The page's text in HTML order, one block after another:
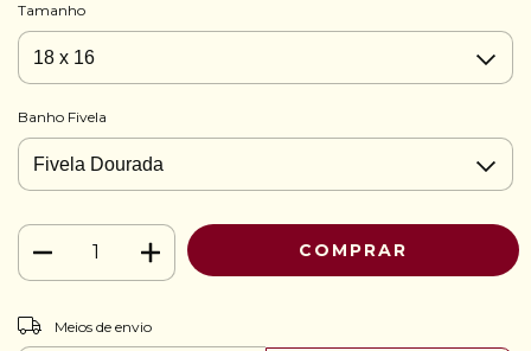
Tamanho
Banho Fivela
Entregas para o CEP:
Meios de envio